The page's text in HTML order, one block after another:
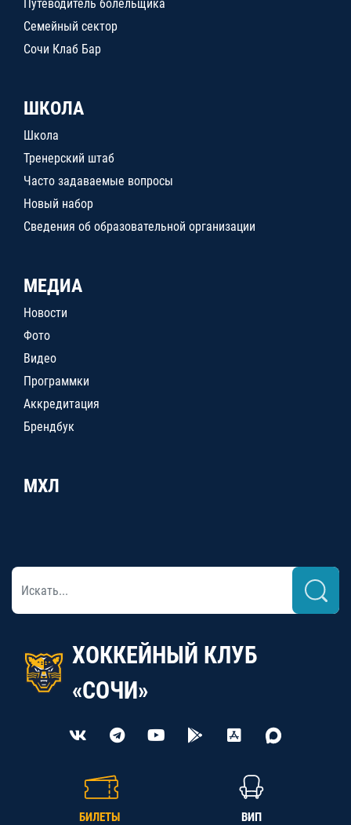
Путеводитель болельщика
Семейный сектор
Сочи Клаб Бар
ШКОЛА
Школа
Тренерский штаб
Часто задаваемые вопросы
Новый набор
Сведения об образовательной организации
МЕДИА
Новости
Фото
Видео
Программки
Аккредитация
Брендбук
МХЛ
ХОККЕЙНЫЙ КЛУБ
«СОЧИ»
БИЛЕТЫ ВИП